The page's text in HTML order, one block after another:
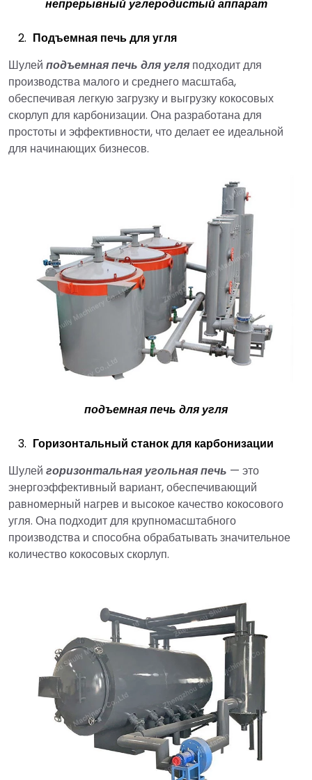
непрерывный углеродистый аппарат
Подъемная печь для угля
Шулей подъемная печь для угля подходит для
производства малого и среднего масштаба,
обеспечивая легкую загрузку и выгрузку кокосовых
скорлуп для карбонизации. Она разработана для
простоты и эффективности, что делает ее идеальной
для начинающих бизнесов.
подъемная печь для угля
Горизонтальный станок для карбонизации
Шулей горизонтальная угольная печь — это
энергоэффективный вариант, обеспечивающий
равномерный нагрев и высокое качество кокосового
угля. Она подходит для крупномасштабного
производства и способна обрабатывать значительное
количество кокосовых скорлуп.